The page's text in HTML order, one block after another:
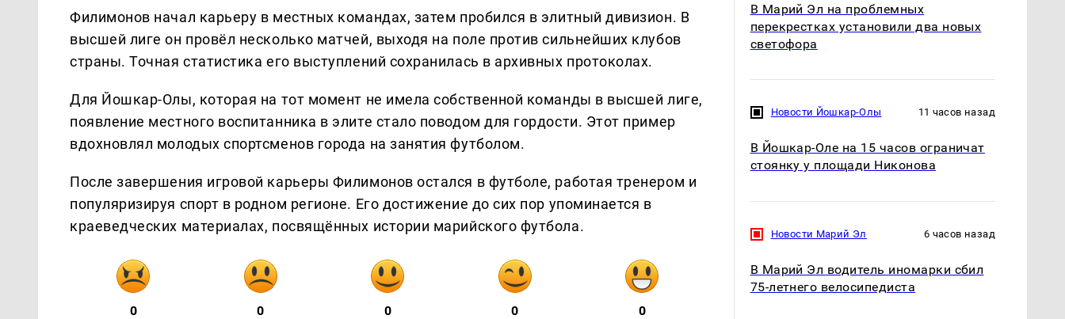
Филимонов начал карьеру в местных командах, затем пробился в элитный дивизион. В
высшей лиге он провёл несколько матчей, выходя на поле против сильнейших клубов
страны. Точная статистика его выступлений сохранилась в архивных протоколах.
Для Йошкар-Олы, которая на тот момент не имела собственной команды в высшей лиге,
появление местного воспитанника в элите стало поводом для гордости. Этот пример
вдохновлял молодых спортсменов города на занятия футболом.
После завершения игровой карьеры Филимонов остался в футболе, работая тренером и
популяризируя спорт в родном регионе. Его достижение до сих пор упоминается в
краеведческих материалах, посвящённых истории марийского футбола.
0 0 0 0 0
В Марий Эл на проблемных
перекрестках установили два новых
светофора
Новости Йошкар-Олы 11 часов назад
В Йошкар-Оле на 15 часов ограничат
стоянку у площади Никонова
Новости Марий Эл 6 часов назад
В Марий Эл водитель иномарки сбил
75-летнего велосипедиста